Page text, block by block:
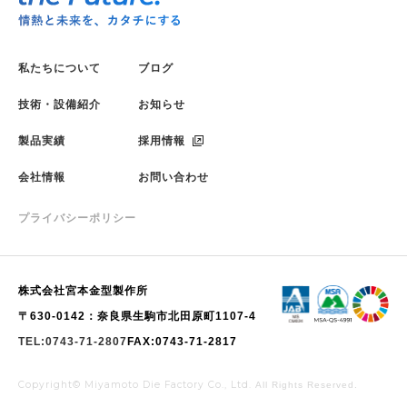
私たちについて
技術・設備紹介
製品実績
会社情報
ブログ
お知らせ
採用情報
お問い合わせ
プライバシーポリシー
株式会社宮本金型製作所
〒630-0142：奈良県生駒市北田原町1107-4
TEL:0743-71-2807FAX:0743-71-2817
Copyright© Miyamoto Die Factory Co., Ltd. All Rights Reserved.